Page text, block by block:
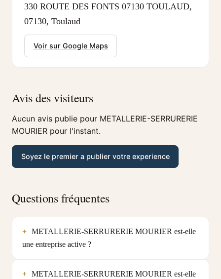
330 ROUTE DES FONTS 07130 TOULAUD,
07130, Toulaud
Voir sur Google Maps
Avis des visiteurs
Aucun avis publie pour METALLERIE-SERRURERIE
MOURIER pour l'instant.
Soyez le premier a publier votre experience
Questions fréquentes
METALLERIE-SERRURERIE MOURIER est-elle
une entreprise active ?
METALLERIE-SERRURERIE MOURIER est-elle